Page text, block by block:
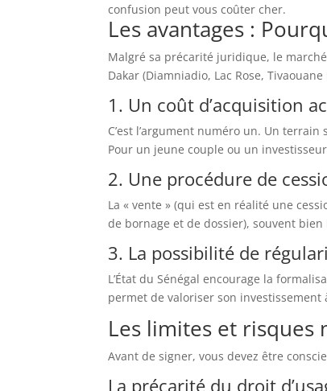
confusion peut vous coûter cher.
Les avantages :
Malgré sa précarité juridique, le
Dakar (Diamniadio, Lac Rose,
1. Un coût d’acquisition
C’est l’argument numéro un. Un
Pour un jeune couple ou un
2. Une procédure de
La « vente » (qui est en réalité une
de bornage et de dossier), souvent
3. La possibilité de
L’État du Sénégal encourage la
permet de valoriser son investissement
Les limites et risques
Avant de signer, vous devez être
La précarité du droit